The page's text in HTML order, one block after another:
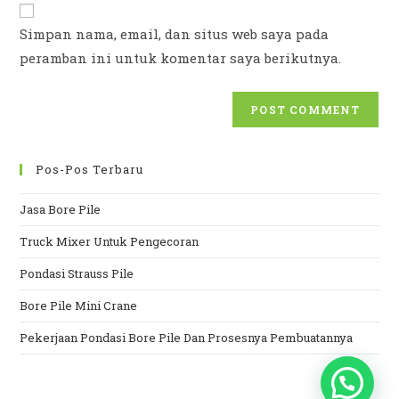
(optional)
Simpan nama, email, dan situs web saya pada
peramban ini untuk komentar saya berikutnya.
Pos-Pos Terbaru
Jasa Bore Pile
Truck Mixer Untuk Pengecoran
Pondasi Strauss Pile
Bore Pile Mini Crane
Pekerjaan Pondasi Bore Pile Dan Prosesnya Pembuatannya